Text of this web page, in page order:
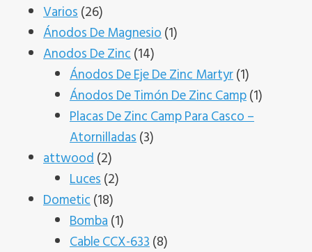
Varios 2626
productos
Ánodos De Magnesio 11
Anodos De Zinc 1414
productos
Ánodos De Eje De Zinc Martyr 11
producto
Ánodos De Timón De Zinc Camp 11
Placas De Zinc Camp Para Casco –
Atornilladas 33
attwood 22
productos
Luces 22
Dometic 1818
productos
Bomba 11
producto
Cable CCX-633 88